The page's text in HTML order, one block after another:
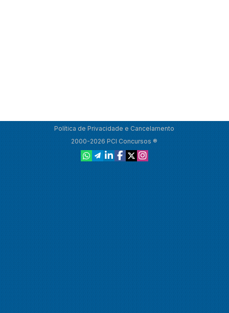
Política de Privacidade e Cancelamento
2000-2026 PCI Concursos ®